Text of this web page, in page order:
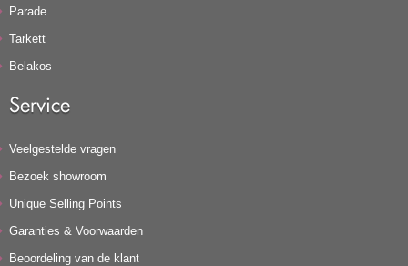
Parade
Tarkett
Belakos
Service
Veelgestelde vragen
Bezoek showroom
Unique Selling Points
Garanties & Voorwaarden
Beoordeling van de klant